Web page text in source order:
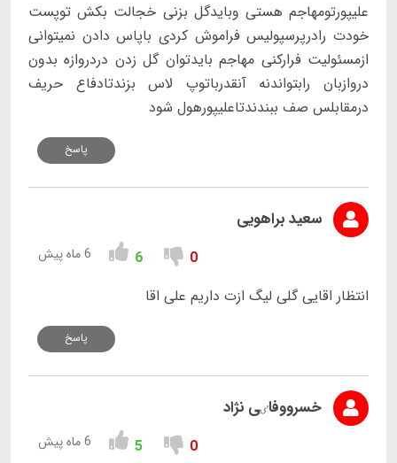
علیپورتومهاجم هستی وبایدگل بزنی خجالت بکش توپست
خودت رادرپرسپولیس فراموش کردی باپاس دادن نمیتوانی
ازمسئولیت فرارکنی مهاجم بایدتوان گل زدن دردروازه بدون
دروازبان رابتواندنه آنقدرباتوپ لاس بزندتادفاع حریف
درمقابلس صف ببندندتاعلیپورهول شود
پاسخ
سعید براهویی
0
6 6 ماه پیش
انتظار اقایی گلی لیگ ازت داریم علی اقا
پاسخ
خسرووفاٸی نژاد
0
5 6 ماه پیش